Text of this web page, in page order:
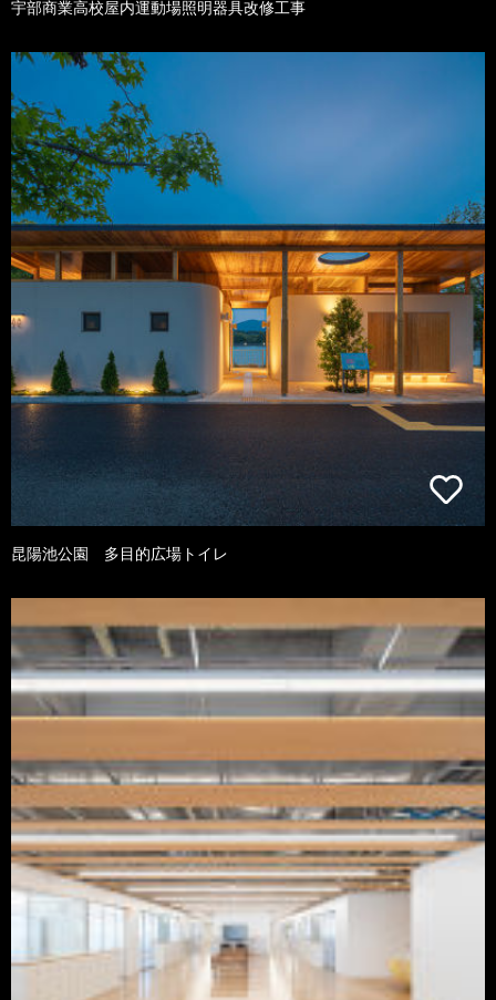
宇部商業高校屋内運動場照明器具改修工事
昆陽池公園 多目的広場トイレ